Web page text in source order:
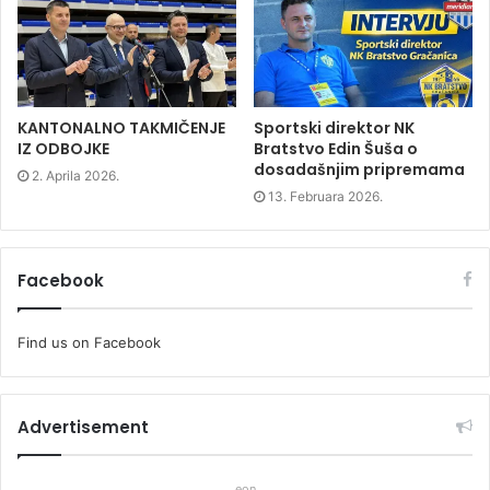
i
n
d
o
w
)
n
d
o
w
)
i
n
d
o
w
)
KANTONALNO TAKMIČENJE
IZ ODBOJKE
2. Aprila 2026.
Sportski direktor NK
Bratstvo Edin Šuša o
dosadašnjim pripremama
13. Februara 2026.
Facebook
Find us on Facebook
Advertisement